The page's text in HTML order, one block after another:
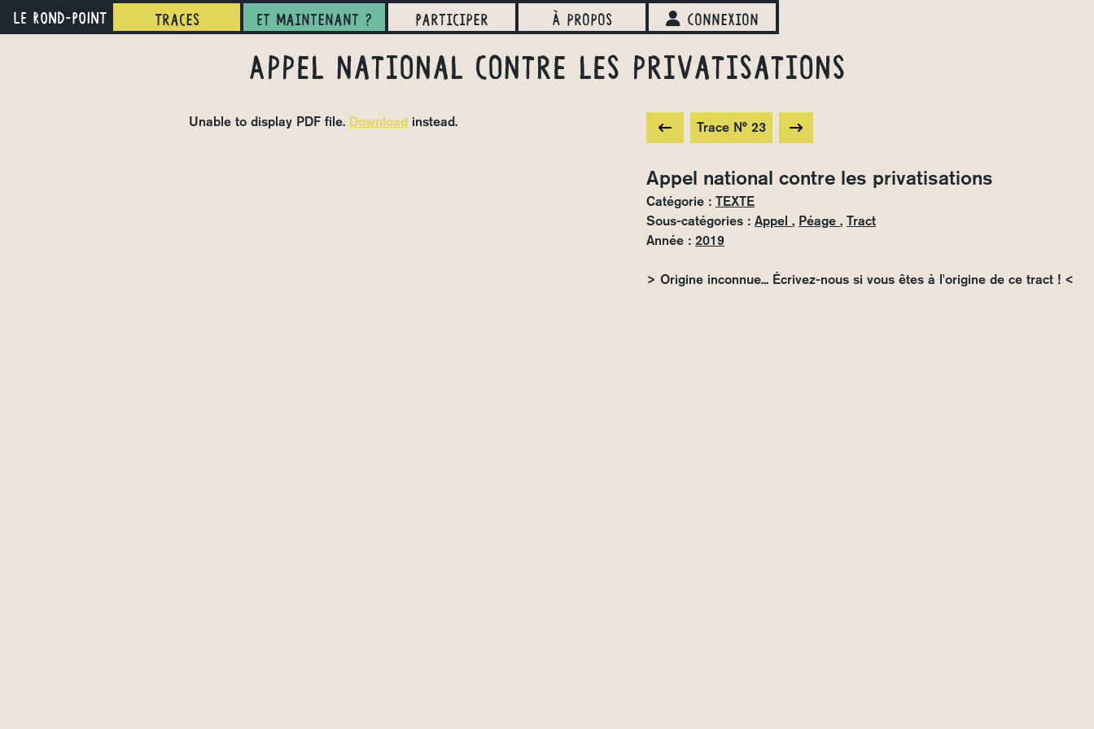
LE ROND-POINT Traces Et maintenant ? Participer À propos Connexion
Appel national contre les privatisations
Unable to display PDF file. Download instead. Trace N° 23
Appel national contre les privatisations
Catégorie : TEXTE
Sous-catégories : Appel , Péage , Tract
Année : 2019
> Origine inconnue... Écrivez-nous si vous êtes à l'origine de ce tract ! <